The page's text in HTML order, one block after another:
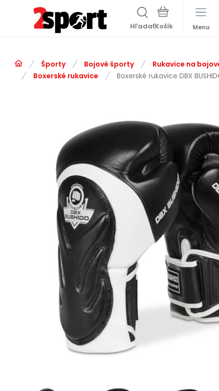
Hľadať Menu
Športy Bojové športy
Rukavice na
Boxerské rukavice
Boxerské rukavice DBX